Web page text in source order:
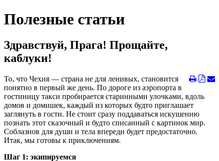
Полезные статьи
Здравствуй, Прага! Прощайте,
каблуки!
То, что Чехия — страна не для ленивых, становится
понятно в первый же день. По дороге из аэропорта в
гостиницу такси пробирается старинными улочками, вдоль
домов и домишек, каждый из которых будто приглашает
заглянуть в гости. Не стоит сразу поддаваться искушению
познать этот сказочный и будто списанный с картинок мир.
Соблазнов для души и тела впереди будет предостаточно.
Итак, мы готовы к приключениям.
Шаг 1: экипируемся